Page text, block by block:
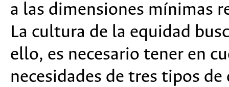
a las dimensiones mínimas
La cultura de la equidad
ello, es necesario tener en
necesidades de tres tipos